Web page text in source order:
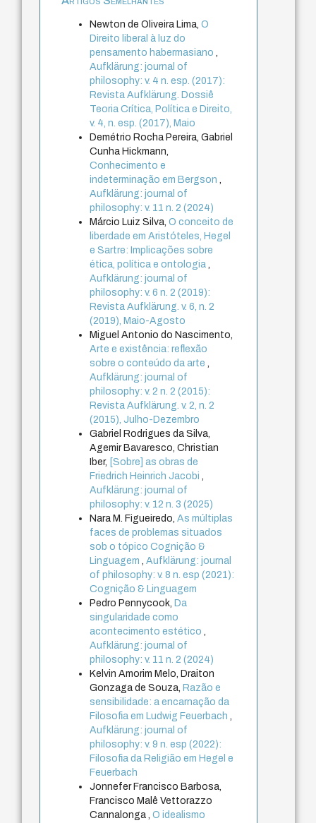
Newton de Oliveira Lima,O
Direito liberal à luz do
pensamento habermasiano,
Aufklärung: journal of
philosophy: v. 4 n. esp. (2017):
Revista Aufklärung. Dossiê
Teoria Crítica, Política e Direito,
v. 4, n. esp. (2017), Maio
Demétrio Rocha Pereira, Gabriel
Cunha Hickmann,
Conhecimento e
indeterminação em Bergson,
Aufklärung: journal of
philosophy: v. 11 n. 2 (2024)
Márcio Luiz Silva,O conceito de
liberdade em Aristóteles, Hegel
e Sartre: Implicações sobre
ética, política e ontologia,
Aufklärung: journal of
philosophy: v. 6 n. 2 (2019):
Revista Aufklärung. v. 6, n. 2
(2019), Maio-Agosto
Miguel Antonio do Nascimento,
Arte e existência: reflexão
sobre o conteúdo da arte,
Aufklärung: journal of
philosophy: v. 2 n. 2 (2015):
Revista Aufklärung. v. 2, n. 2
(2015), Julho-Dezembro
Gabriel Rodrigues da Silva,
Agemir Bavaresco, Christian
Iber, [Sobre] as obras de
Friedrich Heinrich Jacobi,
Aufklärung: journal of
philosophy: v. 12 n. 3 (2025)
Nara M. Figueiredo,As múltiplas
faces de problemas situados
sob o tópico Cognição &
Linguagem,Aufklärung: journal
of philosophy: v. 8 n. esp (2021):
Cognição & Linguagem
Pedro Pennycook, Da
singularidade como
acontecimento estético,
Aufklärung: journal of
philosophy: v. 11 n. 2 (2024)
Kelvin Amorim Melo, Draiton
Gonzaga de Souza, Razão e
sensibilidade: a encarnação da
Filosofia em Ludwig Feuerbach,
Aufklärung: journal of
philosophy: v. 9 n. esp (2022):
Filosofia da Religião em Hegel e
Feuerbach
Jonnefer Francisco Barbosa,
Francisco Malê Vettorazzo
Cannalonga ,O idealismo